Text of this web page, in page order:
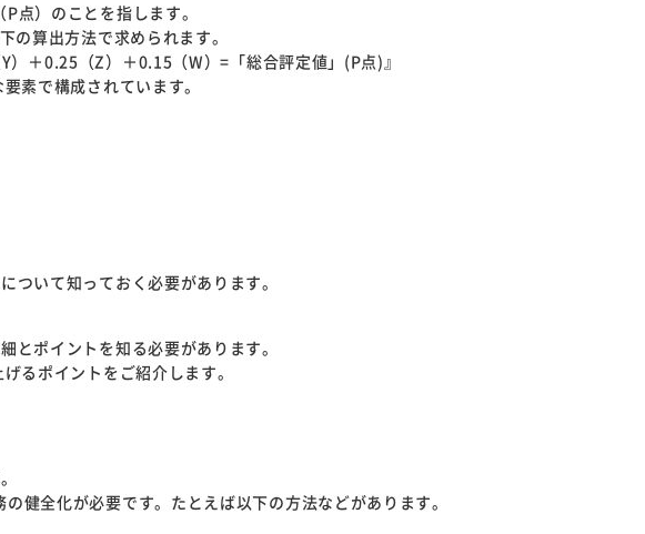
点）のことを指します。
の算出方法で求められます。
）＋0.25（Z）＋0.15（W）=「総合評定値」(P点)』
素で構成されています。
ついて知っておく必要があります。
とポイントを知る必要があります。
るポイントをご紹介します。
健全化が必要です。たとえば以下の方法などがあります。